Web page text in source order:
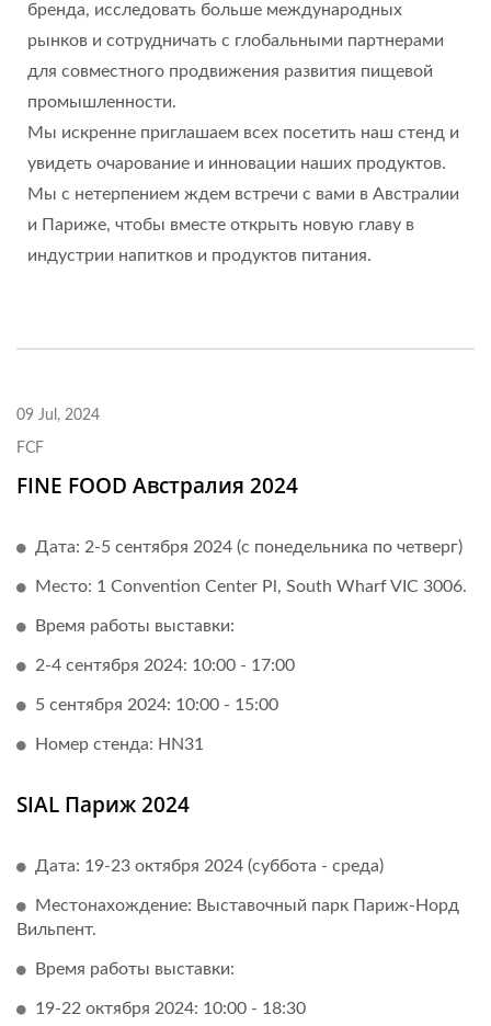
бренда, исследовать больше международных
рынков и сотрудничать с глобальными партнерами
для совместного продвижения развития пищевой
промышленности.
Мы искренне приглашаем всех посетить наш стенд и
увидеть очарование и инновации наших продуктов.
Мы с нетерпением ждем встречи с вами в Австралии
и Париже, чтобы вместе открыть новую главу в
индустрии напитков и продуктов питания.
09 Jul, 2024
FCF
FINE FOOD Австралия 2024
Дата: 2-5 сентября 2024 (с понедельника по четверг)
Место: 1 Convention Center Pl, South Wharf VIC 3006.
Время работы выставки:
2-4 сентября 2024: 10:00 - 17:00
5 сентября 2024: 10:00 - 15:00
Номер стенда: HN31
SIAL Париж 2024
Дата: 19-23 октября 2024 (суббота - среда)
Местонахождение: Выставочный парк Париж-Норд
Вильпент.
Время работы выставки:
19-22 октября 2024: 10:00 - 18:30